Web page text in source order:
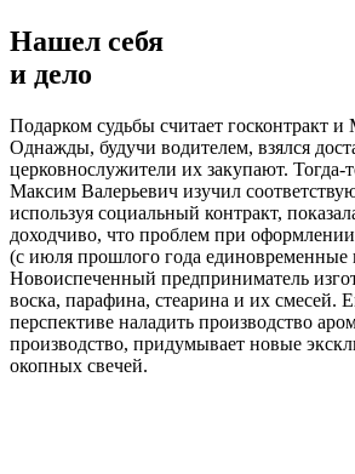
Нашел себя
и дело
Подарком судьбы считает госконтракт
Однажды, будучи водителем, взялся
церковнослужители их закупают.
Максим Валерьевич изучил
используя социальный контракт,
доходчиво, что проблем при
(с июля прошлого года единовременные
Новоиспеченный предприниматель
воска, парафина, стеарина и их смесей.
перспективе наладить производство
производство, придумывает новые
окопных свечей.